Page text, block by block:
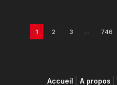
1 2 3 … 746
Accueil A propos